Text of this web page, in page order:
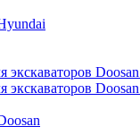
экскаваторов
экскаваторов